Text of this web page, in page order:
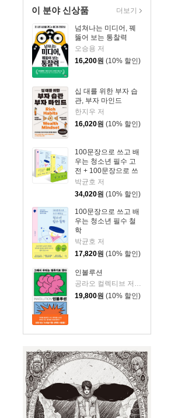
이 분야 신상품
넘쳐나는 미디어, 꿰
뚫어 보는 통찰력
오승용 저
16,200원 (10% 할인)
십 대를 위한 부자 습
관, 부자 마인드
한지우 저
16,020원 (10% 할인)
100문장으로 쓰고 배
우는 청소년 필수 고
전 + 100문장으로 쓰
고 배우는 청소년 필
수 철학 세트
박균호 저
34,020원 (10% 할인)
100문장으로 쓰고 배
우는 청소년 필수 철
학
박균호 저
17,820원 (10% 할인)
인볼루션
공라오 컬렉티브 저/홍명교 역
19,800원 (10% 할인)
더보기